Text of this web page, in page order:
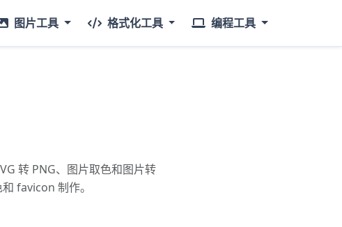
图片工具 格式化工具 编程工具
转 PNG、图片取色和图片转
favicon 制作。